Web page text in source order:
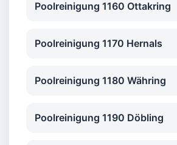
Poolreinigung 1160 Ottakring
Poolreinigung 1170 Hernals
Poolreinigung 1180 Währing
Poolreinigung 1190 Döbling